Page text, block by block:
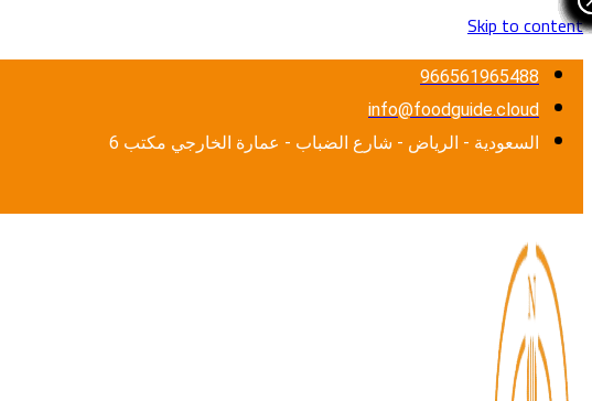
Skip to content
966561965488
info@foodguide.cloud
السعودية - الرياض - شارع الضباب - عمارة الخارجي مكتب 6